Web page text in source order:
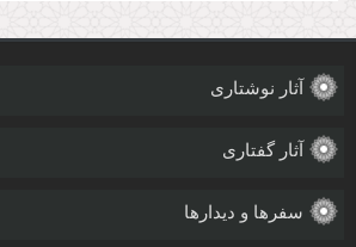
آثار نوشتاری
آثار گفتاری
سفرها و دیدارها